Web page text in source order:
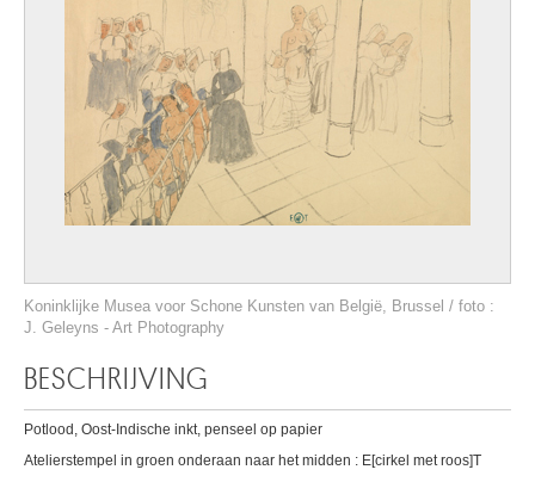
Koninklijke Musea voor Schone Kunsten van België, Brussel / foto :
J. Geleyns - Art Photography
BESCHRIJVING
Potlood, Oost-Indische inkt, penseel op papier
Atelierstempel in groen onderaan naar het midden : E[cirkel met roos]T